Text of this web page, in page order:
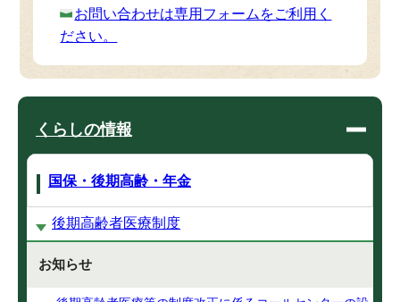
お問い合わせは専用フォームをご利用く
ださい。
くらしの情報
国保・後期高齢・年金
後期高齢者医療制度
お知らせ